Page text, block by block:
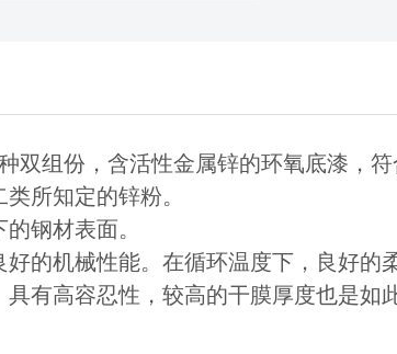
双组份，含活性金属锌的环氧底漆，符
类所知定的锌粉。
钢材表面。
的机械性能。在循环温度下，良好
有高容忍性，较高的干膜厚度也是如